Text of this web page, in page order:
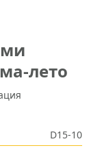
лето
D15-10